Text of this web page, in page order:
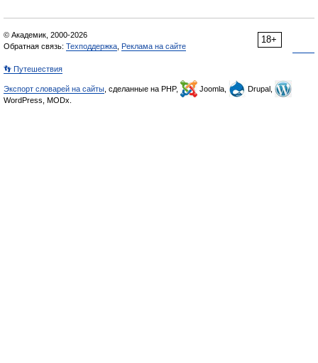
18+
© Академик, 2000-2026
Обратная связь: Техподдержка Реклама на сайте
👣 Путешествия
Экспорт словарей на сайты , сделанные на PHP, Joomla,
Drupal,
WordPress, MODx.